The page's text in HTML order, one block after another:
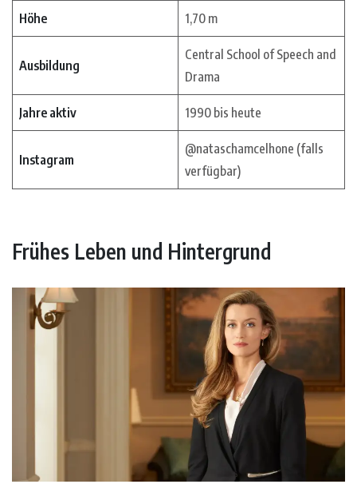
Höhe 1,70 m
Ausbildung
Central School of Speech and
Drama
Jahre aktiv 1990 bis heute
Instagram
@nataschamcelhone (falls
verfügbar)
Frühes Leben und Hintergrund